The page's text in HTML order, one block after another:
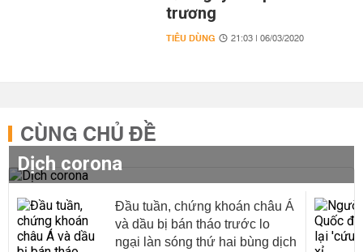
trương
TIÊU DÙNG 21:03 | 06/03/2020
CÙNG CHỦ ĐỀ
Dịch corona
Đầu tuần, chứng khoán châu Á
và dầu bị bán tháo trước lo
ngại làn sóng thứ hai bùng dịch